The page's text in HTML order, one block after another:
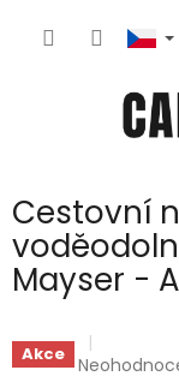
Cestovní
Mayser -
Akce Průměrné